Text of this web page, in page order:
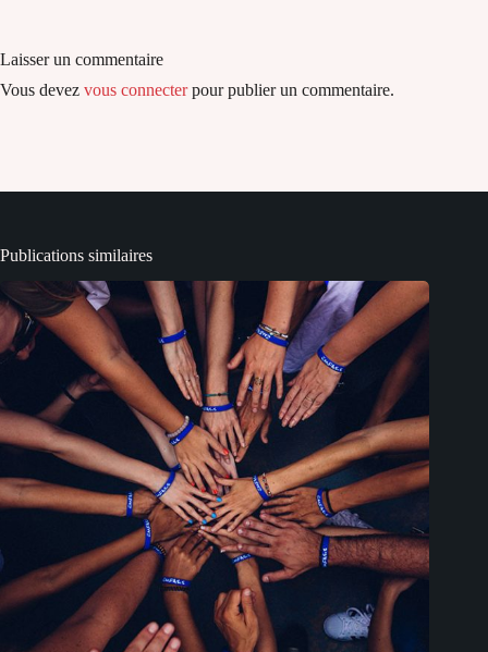
Laisser un commentaire
Vous devez vous connecterpour publier un commentaire.
Publications similaires